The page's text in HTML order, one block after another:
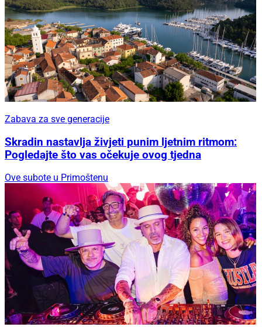
Zabava za sve generacije
Skradin nastavlja živjeti punim ljetnim ritmom:
Pogledajte što vas očekuje ovog tjedna
Ove subote u Primoštenu